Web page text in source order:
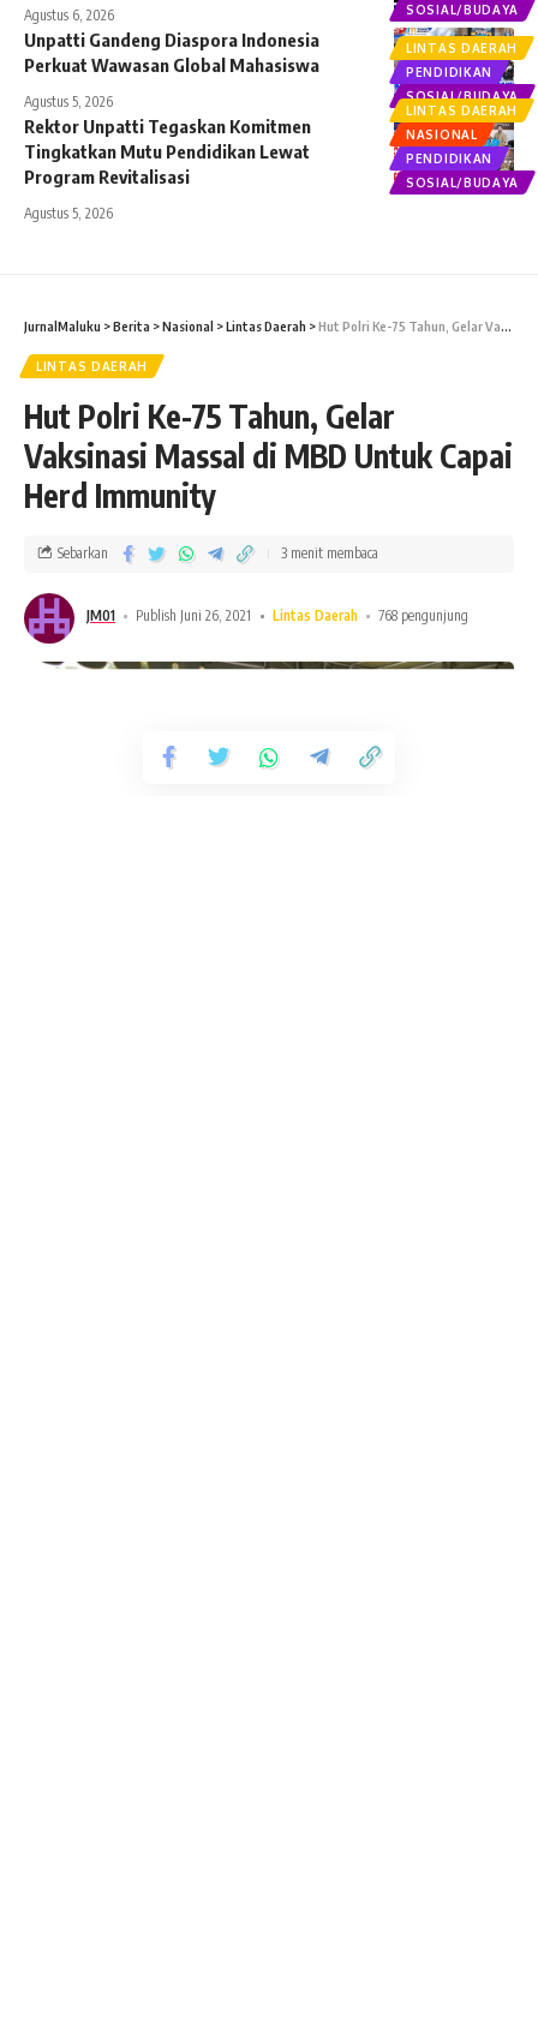
SOSIAL/BUDAYA
Agustus 6, 2026
LINTAS DAERAH
PENDIDIKAN
SOSIAL/BUDAYA
Unpatti Gandeng Diaspora Indonesia
Perkuat Wawasan Global Mahasiswa
Agustus 5, 2026
LINTAS DAERAH
NASIONAL
PENDIDIKAN
SOSIAL/BUDAYA
Rektor Unpatti Tegaskan Komitmen
Tingkatkan Mutu Pendidikan Lewat
Program Revitalisasi
Agustus 5, 2026
JurnalMaluku >Berita >Nasional >Lintas Daerah >Hut Polri Ke-75 Tahun, Gelar Vaksinasi Massal di MBD Untuk Capai Herd Immunity
LINTAS DAERAH
Hut Polri Ke-75 Tahun, Gelar
Vaksinasi Massal di MBD Untuk Capai
Herd Immunity
JM01 Publish Juni 26, 2021 Lintas Daerah 768 pengunjung
Sebarkan 3 menit membaca